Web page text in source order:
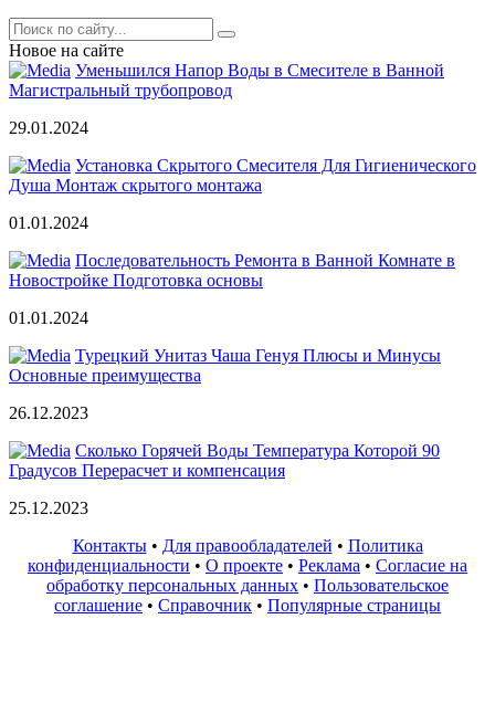
Новое на сайте
Уменьшился Напор Воды в Смесителе в Ванной
Магистральный трубопровод
29.01.2024
Установка Скрытого Смесителя Для Гигиенического
Душа Монтаж скрытого монтажа
01.01.2024
Последовательность Ремонта в Ванной Комнате в
Новостройке Подготовка основы
01.01.2024
Турецкий Унитаз Чаша Генуя Плюсы и Минусы
Основные преимущества
26.12.2023
Сколько Горячей Воды Температура Которой 90
Градусов Перерасчет и компенсация
25.12.2023
Контакты• Для правообладателей • Политика
конфиденциальности • О проекте • Реклама • Согласие на
обработку персональных данных • Пользовательское
соглашение • Справочник • Популярные страницы